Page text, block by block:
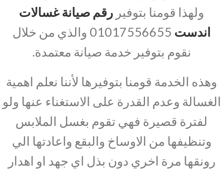
ولهذا قومنا بتوفير رقم صيانة غسالات
اندست
01017556655 والذي من خلال
نقوم بتوفير خدمة صيانة معتمدة.
وهذه الخدمة قومنا بتوفيرها لأننا نعلم اهمية
الغسالة وعدم القدرة على الاستغناء عنها ولو
لفترة قصيرة فهي تقوم بغسل الملابس
وتنظيفها من الاوساخ والبقع واعادتها الي
رونقها مرة اخري دون بذل اي جهد او اهدار